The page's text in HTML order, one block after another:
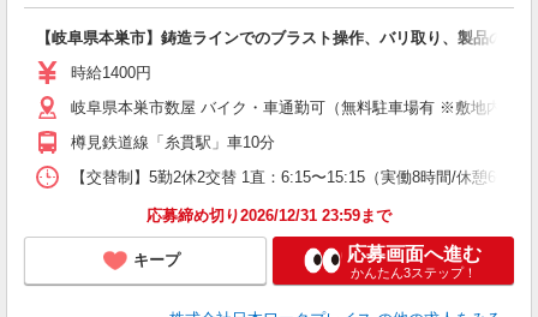
【岐阜県本巣市】鋳造ラインでのブラスト操作、バリ取り、製品の箱
時給1400円
岐阜県本巣市数屋 バイク・車通勤可（無料駐車場有 ※敷地内徒
樽見鉄道線「糸貫駅」車10分
【交替制】5勤2休2交替 1直：6:15〜15:15（実働8時間/休憩60
応募締め切り2026/12/31 23:59まで
キープ 応募画面へ進む
かんたん3ステップ！